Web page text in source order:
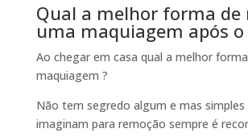
Qual a melhor forma
uma maquiagem após o
Ao chegar em casa qual a melhor
maquiagem ?
Não tem segredo algum e mas
imaginam para remoção sempre é